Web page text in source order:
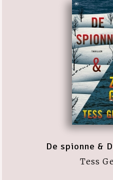
De spionne &
Tess